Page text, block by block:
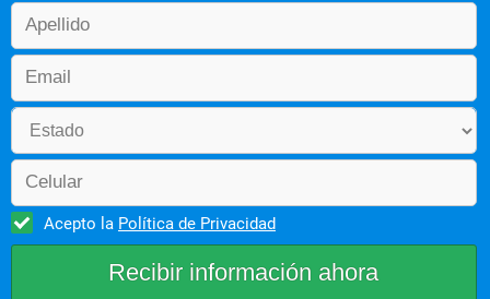
Acepto la Política de Privacidad